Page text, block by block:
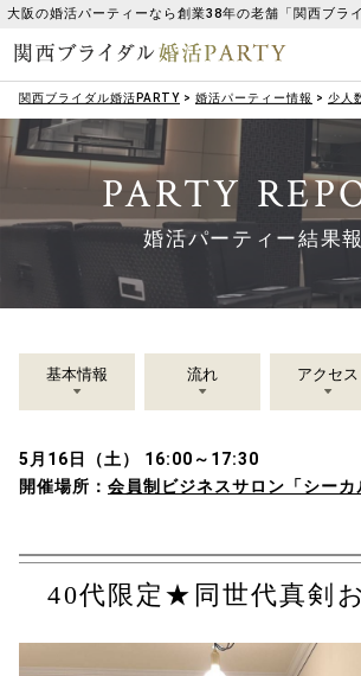
大阪の婚活パーティーなら創業38年の老舗「関西ブライ
関西ブライダル婚活PARTY > 婚活パーティー情報 > 少人
PARTY
婚活パーティー結果
基本情報 流れ アクセス
5月16日（土） 16:00～17:30
開催場所： 会員制ビジネスサロン「シーカ
40代限定★同世代真剣